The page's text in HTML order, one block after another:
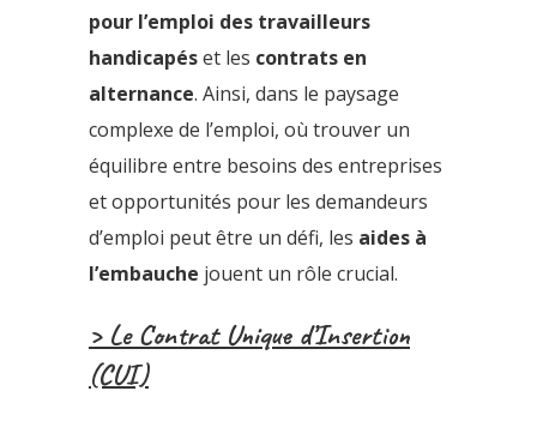
pour l’emploi des travailleurs
handicapéset les contrats en
alternance. Ainsi, dans le paysage
complexe de l’emploi, où trouver un
équilibre entre besoins des entreprises
et opportunités pour les demandeurs
d’emploi peut être un défi, les aides à
l’embauche jouent un rôle crucial.
> Le Contrat Unique d’Insertion
(CUI)